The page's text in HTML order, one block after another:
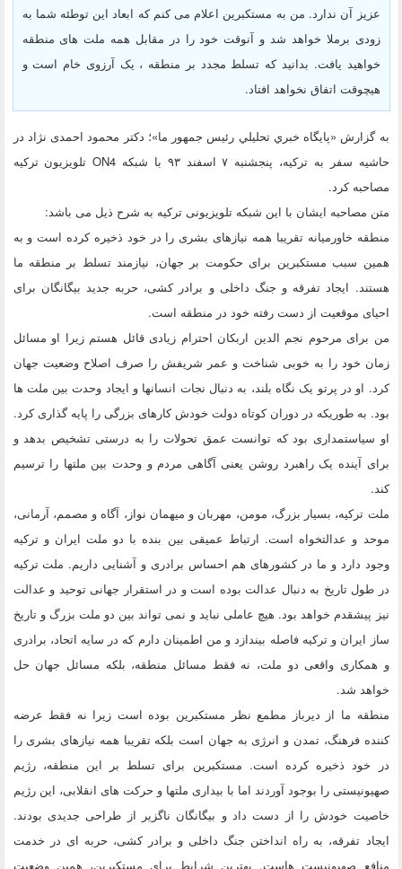
عزیز آن ندارد. من به مستکبرین اعلام می کنم که ابعاد این توطئه شما به
زودی برملا خواهد شد و آنوقت خود را در مقابل همه ملت های منطقه
خواهید یافت. بدانید که تسلط مجدد بر منطقه ، یک آرزوی خام است و
هیچوقت اتفاق نخواهد افتاد.
به گزارش «پايگاه خبري تحليلي رئيس جمهور ما»؛ دکتر محمود احمدی نژاد در
حاشیه سفر به ترکیه، پنجشنبه ۷ اسفند ۹۳ با شبکه ON4 تلویزیون ترکیه
مصاحبه کرد.
متن مصاحبه ایشان با این شبکه تلویزیونی ترکیه به شرح ذیل می باشد:
منطقه خاورمیانه تقریبا همه نیازهای بشری را در خود ذخیره کرده است و به
همین سبب مستکبرین برای حکومت بر جهان، نیازمند تسلط بر منطقه ما
هستند. ایجاد تفرقه و جنگ داخلی و برادر کشی، حربه جدید بیگانگان برای
احیای موقعیت از دست رفته خود در منطقه است.
من برای مرحوم نجم الدین اربکان احترام زیادی قائل هستم زیرا او مسائل
زمان خود را به خوبی شناخت و عمر شریفش را صرف اصلاح وضعیت جهان
کرد. او در پرتو یک نگاه بلند، به دنبال نجات انسانها و ایجاد وحدت بین ملت ها
بود. به طوریکه در دوران کوتاه دولت خودش کارهای بزرگی را پایه گذاری کرد.
او سیاستمداری بود که توانست عمق تحولات را به درستی تشخیص بدهد و
برای آینده یک راهبرد روشن یعنی آگاهی مردم و وحدت بین ملتها را ترسیم
کند.
ملت ترکیه، بسیار بزرگ، مومن، مهربان و میهمان نواز، آگاه و مصمم، آرمانی،
موحد و عدالتخواه است. ارتباط عمیقی بین بنده با دو ملت ایران و ترکیه
وجود دارد و ما در کشورهای هم احساس برادری و آشنایی داریم. ملت ترکیه
در طول تاریخ به دنبال عدالت بوده است و در استقرار جهانی توحید و عدالت
نیز پیشقدم خواهد بود. هیچ عاملی نباید و نمی تواند بین دو ملت بزرگ و تاریخ
ساز ایران و ترکیه فاصله بیندازد و من اطمینان دارم که در سایه اتحاد، برادری
و همکاری واقعی دو ملت، نه فقط مسائل منطقه، بلکه مسائل جهان حل
خواهد شد.
منطقه ما از دیرباز مطمع نظر مستکبرین بوده است زیرا نه فقط عرضه
کننده فرهنگ، تمدن و انرژی به جهان است بلکه تقریبا همه نیازهای بشری را
در خود ذخیره کرده است. مستکبرین برای تسلط بر این منطقه، رژیم
صهیونیستی را بوجود آوردند اما با بیداری ملتها و حرکت های انقلابی، این رژیم
خاصیت خودش را از دست داد و بیگانگان ناگزیر از طراحی جدیدی بودند.
ایجاد تفرقه، به راه انداختن جنگ داخلی و برادر کشی، حربه ای در خدمت
منافع صهیونیست هاست. بهترین شرایط برای مستکبرین، همین وضعیت